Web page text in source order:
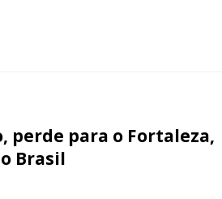
perde para o Fortaleza,
Brasil